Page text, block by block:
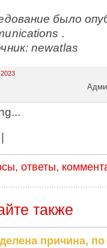
было
.
newatlas
|
ответы,
также
причина,